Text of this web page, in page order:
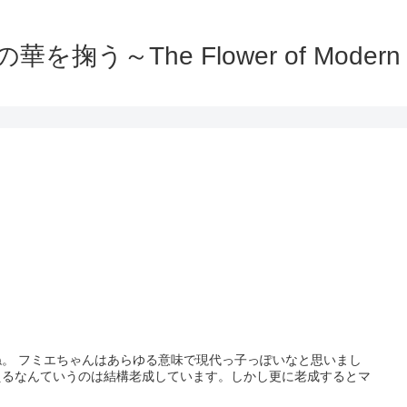
華を掬う～The Flower of Modern
フミエちゃんはあらゆる意味で現代っ子っぽいなと思いまし
なんていうのは結構老成しています。しかし更に老成するとマ